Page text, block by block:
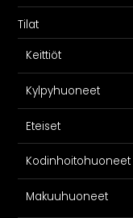
Tilat
Keittiöt
Kylpyhuoneet
Eteiset
Kodinhoitohuoneet
Makuuhuoneet